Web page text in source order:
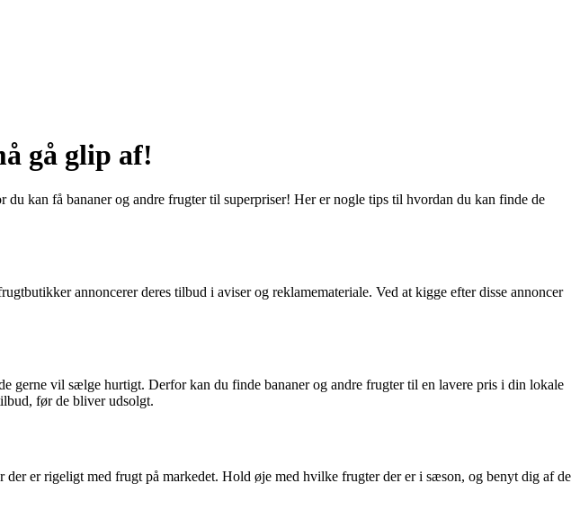
gå glip af!
kan få bananer og andre frugter til superpriser! Her er nogle tips til hvordan du kan finde de
annoncerer deres tilbud i aviser og reklamemateriale. Ved at kigge efter disse annoncer
gerne vil sælge hurtigt. Derfor kan du finde bananer og andre frugter til en lavere pris i din lokale
før de bliver udsolgt.
er rigeligt med frugt på markedet. Hold øje med hvilke frugter der er i sæson, og benyt dig af de